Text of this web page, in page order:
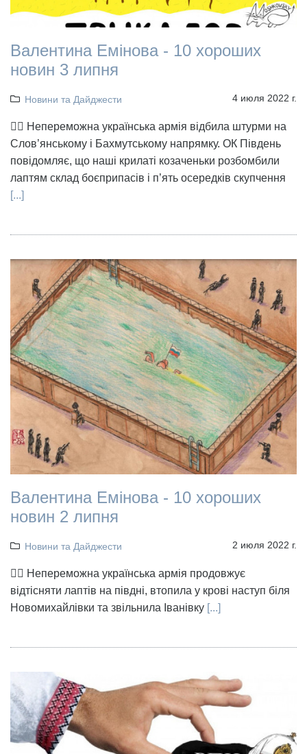
Валентина Емінова - 10 хороших
новин 3 липня
Новини та Дайджести 4 июля 2022 г.
👉🏻 Непереможна українська армія відбила штурми на
Слов’янському і Бахмутському напрямку. ОК Південь
повідомляє, що наші крилаті козаченьки розбомбили
лаптям склад боєприпасів і п’ять осередків скупчення
[...]
Валентина Емінова - 10 хороших
новин 2 липня
Новини та Дайджести 2 июля 2022 г.
👉🏻 Непереможна українська армія продовжує
відтісняти лаптів на півдні, втопила у крові наступ біля
Новомихайлівки та звільнила Іванівку [...]